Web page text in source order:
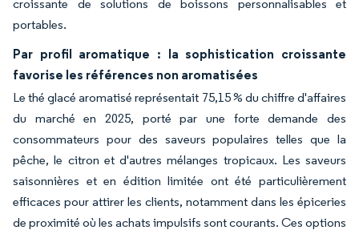
croissante de solutions de boissons personnalisables et
portables.
Par profil aromatique : la sophistication croissante
favorise les références non aromatisées
Le thé glacé aromatisé représentait 75,15 % du chiffre d'affaires
du marché en 2025, porté par une forte demande des
consommateurs pour des saveurs populaires telles que la
pêche, le citron et d'autres mélanges tropicaux. Les saveurs
saisonnières et en édition limitée ont été particulièrement
efficaces pour attirer les clients, notamment dans les épiceries
de proximité où les achats impulsifs sont courants. Ces options